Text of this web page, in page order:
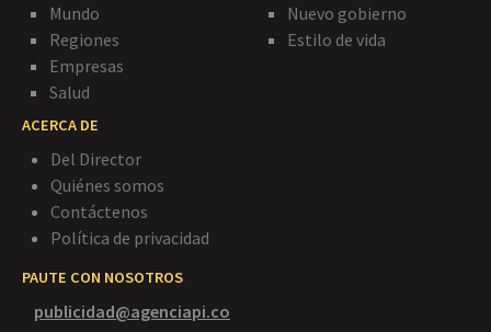
Mundo
Regiones
Empresas
Salud
Nuevo gobierno
Estilo de vida
ACERCA DE
Del Director
Quiénes somos
Contáctenos
Política de privacidad
PAUTE CON NOSOTROS
publicidad@agenciapi.co